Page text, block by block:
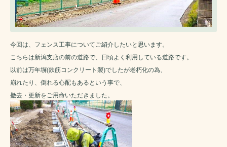
今回は、フェンス工事についてご紹介したいと思います。
こちらは新潟支店の前の道路で、日頃よく利用している道路です。
以前は万年塀(鉄筋コンクリート製)でしたが老朽化の為、
崩れたり、倒れる心配もあるという事で、
撤去・更新をご用命いただきました。